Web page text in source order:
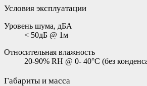
Условия эксплуатации
Уровень шума, дБА
< 50дБ @ 1м
Относительная влажность
20-90% RH @ 0- 40°C (без
Габариты и масса